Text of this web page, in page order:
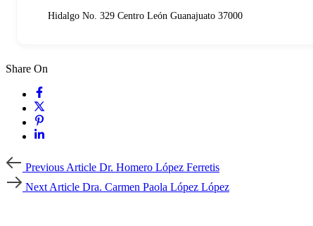
Hidalgo No. 329 Centro León Guanajuato 37000
Share On
Previous
ArticlePrevious Article Dr. Homero López Ferretis
Next
ArticleNext Article Dra. Carmen Paola López López